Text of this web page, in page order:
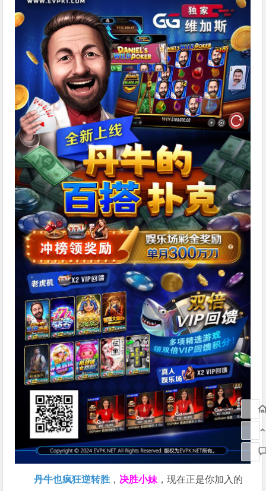
丹牛也疯狂逆转胜 ， 决胜小妹 ，现在正是你加入的